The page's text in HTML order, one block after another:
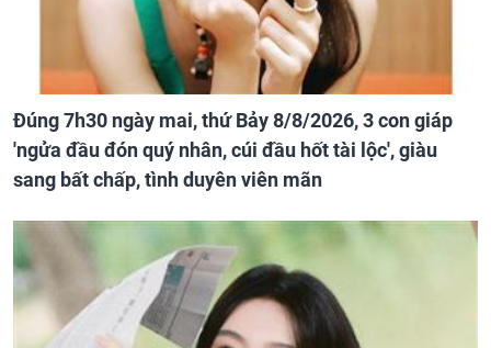
Đúng 7h30 ngày mai, thứ Bảy 8/8/2026, 3 con giáp
'ngửa đầu đón quý nhân, cúi đầu hốt tài lộc', giàu
sang bất chấp, tình duyên viên mãn